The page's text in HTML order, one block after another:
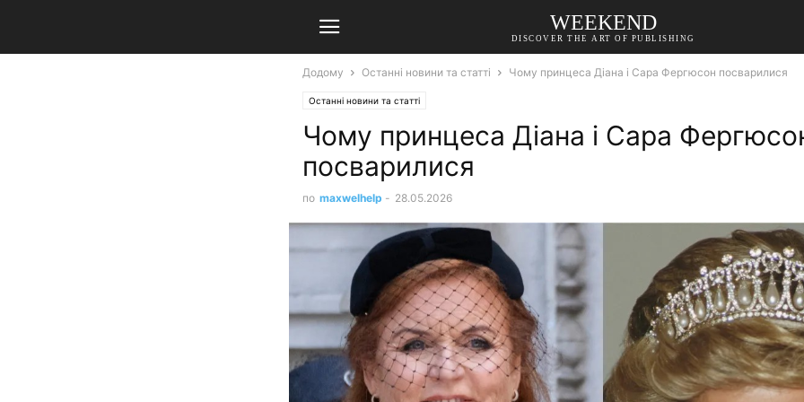
WEEKEND
DISCOVER THE ART OF PUBLISHING
Додому Останні новини та статті Чому принцеса Діана і Сара Фергюсон посварилися
Останні новини та статті
Чому принцеса Діана і Сара
посварилися
по maxwelhelp - 28.05.2026